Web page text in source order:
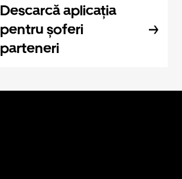
Descarcă aplicația
pentru șoferi
parteneri